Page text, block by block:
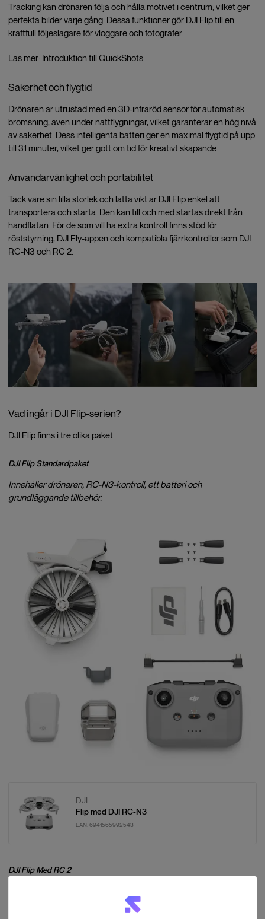
Tracking kan drönaren följa och hålla motivet i centrum, vilket ger
perfekta bilder varje gång. Dessa funktioner gör DJI Flip till en
kraftfull följeslagare för vloggare och fotografer.
Läs mer: Introduktion till QuickShots
Säkerhet och flygtid
Drönaren är utrustad med en 3D-infraröd sensor för automatisk
bromsning, även under nattflygningar, vilket garanterar en hög nivå
av säkerhet. Dess intelligenta batteri ger en maximal flygtid på upp
till 31 minuter, vilket ger gott om tid för kreativt skapande.
Användarvänlighet och portabilitet
Tack vare sin lilla storlek och lätta vikt är DJI Flip enkel att
transportera och starta. Den kan till och med startas direkt från
handflatan. För de som vill ha extra kontroll finns stöd för
röststyrning, DJI Fly-appen och kompatibla fjärrkontroller som DJI
RC-N3 och RC 2.
Vad ingår i DJI Flip-serien?
DJI Flip finns i tre olika paket:
DJI Flip Standardpaket
Innehåller drönaren, RC-N3-kontroll, ett batteri och
grundläggande tillbehör.
DJI
Flip med DJI RC-N3
EAN: 6941565992543
DJI Flip Med RC 2